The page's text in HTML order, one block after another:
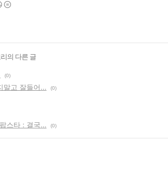
의 다른 글
(0)
말고 잘들어... (0)
스타 : 결국... (0)